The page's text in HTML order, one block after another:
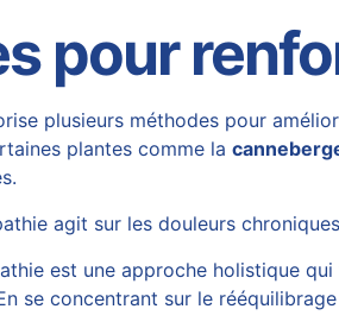
pour
plusieurs méthodes pour
plantes comme la
agit sur les douleurs
est une approche holistique
se concentrant sur le